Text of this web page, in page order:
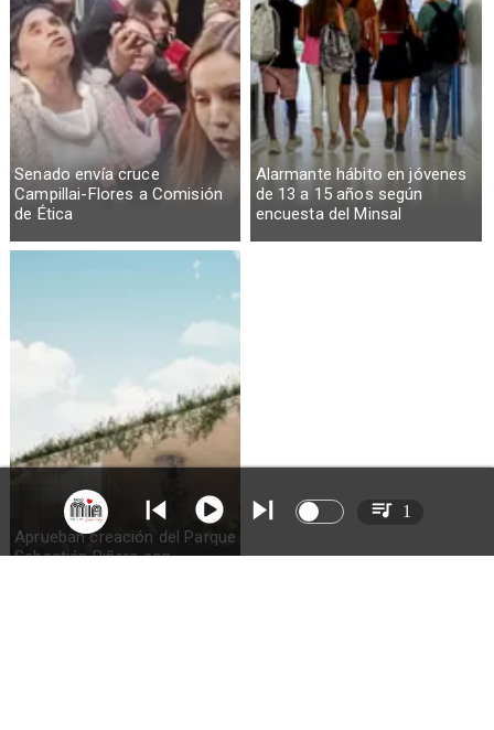
Senado envía cruce
Campillai-Flores a Comisión
de Ética
Alarmante hábito en jóvenes
de 13 a 15 años según
encuesta del Minsal
Aprueban creación del Parque
Sebastián Piñera con
1